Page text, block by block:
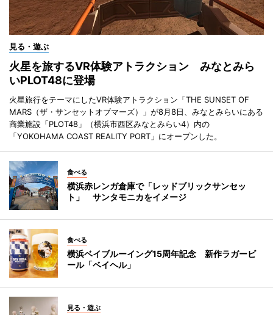
見る・遊ぶ
火星を旅するVR体験アトラクション みなとみら
いPLOT48に登場
火星旅行をテーマにしたVR体験アトラクション「THE SUNSET OF
MARS（ザ・サンセットオブマーズ）」が8月8日、みなとみらいにある
商業施設「PLOT48」（横浜市西区みなとみらい4）内の
「YOKOHAMA COAST REALITY PORT」にオープンした。
食べる
横浜赤レンガ倉庫で「レッドブリックサンセッ
ト」 サンタモニカをイメージ
食べる
横浜ベイブルーイング15周年記念 新作ラガービ
ール「ベイヘル」
見る・遊ぶ